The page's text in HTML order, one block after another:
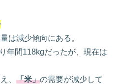
は減少傾向にある。
年間118kgだったが、現在は
、「米」の需要が減少して